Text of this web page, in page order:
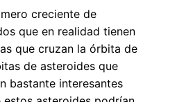
creciente de
que en realidad tienen
que cruzan la órbita de
de asteroides que
bastante interesantes